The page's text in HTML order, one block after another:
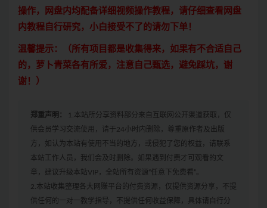
操作，网盘内均配备详细视频操作教程，请仔细查看网盘
内教程自行研究，小白接受不了的请勿下单！
温馨提示：（所有项目都是收集得来，如果有不合适自己
的，萝卜青菜各有所爱，注意自己甄选，避免踩坑，谢
谢！）
郑重声明：
1.本站所分享资料部分来自互联网公开渠道获取，仅
供会员学习交流使用，请于24小时内删除，尊重原作者及出版
方，如认为本站有使用不当的地方，或侵犯了您的权益，请联系
本站工作人员，我们会及时删除。如果遇到付费才可观看的文
章，建议升级本站VIP，全站所有资源“任意下免费看”。
2.本站收集整理各大网赚平台的付费资源，仅提供资源分享，不提
供任何的一对一教学指导，不提供任何收益保障，具体请自行分